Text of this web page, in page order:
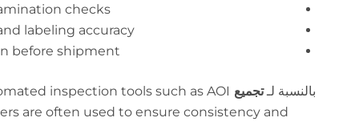
checks
labeling accuracy
before shipment
بالنسبة لـتجميع SMT inspection tools such as AOI
are often used to ensure consistency and